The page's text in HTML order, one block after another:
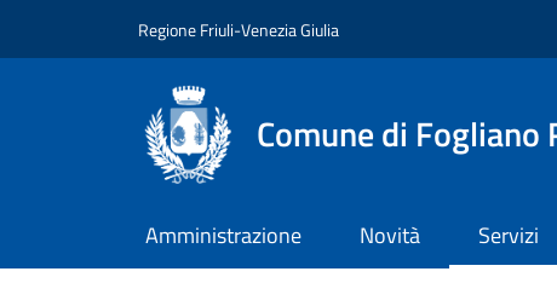
Regione Friuli-Venezia Giulia
Comune di Fogliano
Amministrazione Novità Servizi